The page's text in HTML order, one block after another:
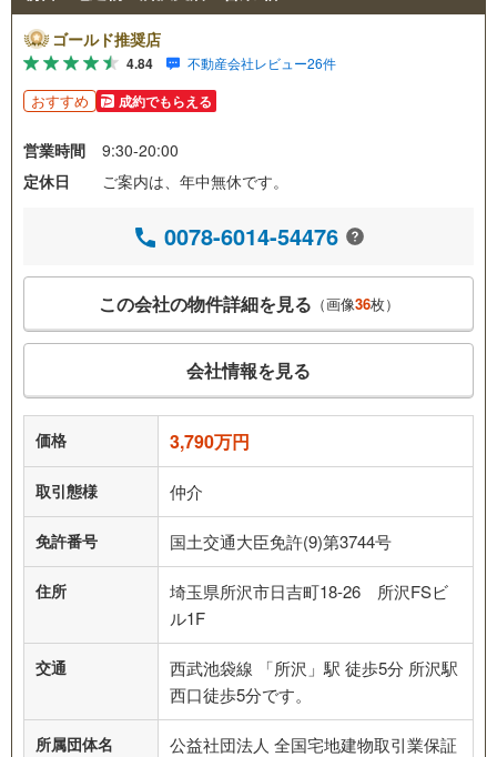
ゴールド推奨店
4.84 不動産会社レビュー26件
おすすめ 成約でもらえる
営業時間
9:30-20:00
定休日
ご案内は、年中無休です。
0078-6014-54476
この会社の物件詳細を見る （画像36枚）
会社情報を見る
価格 3,790万円
取引態様 仲介
免許番号 国土交通大臣免許(9)第3744号
住所
埼玉県所沢市日吉町18-26 所沢FSビ
ル1F
交通
西武池袋線 「所沢」駅 徒歩5分 所沢駅
西口徒歩5分です。
所属団体名
公益社団法人 全国宅地建物取引業保証